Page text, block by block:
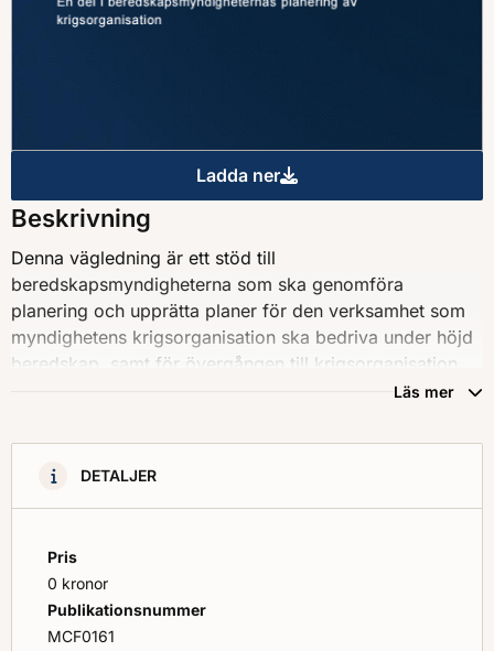
Ladda ner
Omflyttningsplan : En del i
Beskrivning
Denna vägledning är ett stöd till
beredskapsmyndigheterna som ska genomföra
planering och upprätta planer för den verksamhet som
myndighetens krigsorganisation ska bedriva under höjd
beredskap, samt för övergången till krigsorganisation
vid såväl beredskapshöjningar efter hand som vid
Beredskapsmyndigheternas planering inför höjd
beredskap bör också samordnas med motsvarande
område där myndigheten har verksamhet
(omflyttningsplan), men kan användas som inspiration
vid andra situationer när det inte råder höjd beredskap.
Läs mer
DETALJER
Pris
0 kronor
Publikationsnummer
MCF0161